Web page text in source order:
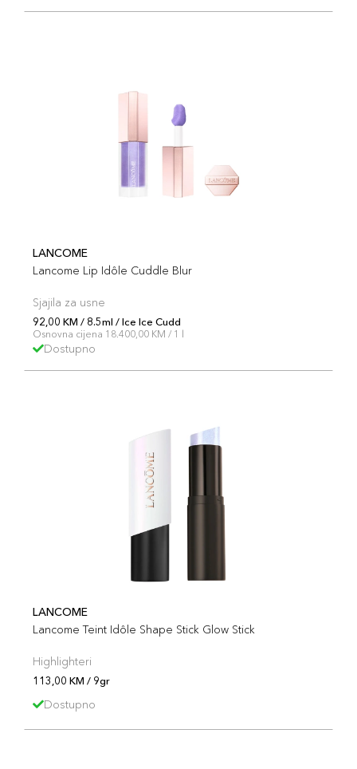
LANCOME
Lancome Lip Idôle Cuddle Blur
Sjajila za usne
92,00 KM / 8.5ml / Ice Ice Cudd
Osnovna cijena 18.400,00 KM / 1 l
Dostupno
LANCOME
Lancome Teint Idôle Shape Stick Glow Stick
Highlighteri
113,00 KM / 9gr
Dostupno